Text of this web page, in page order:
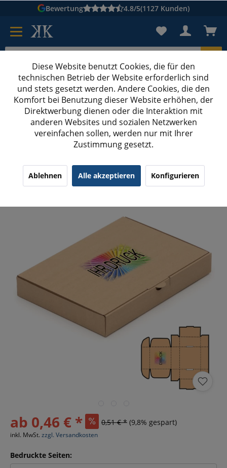
Bewertung 4.8/5(1127 Kunden)
Karton suchen
Kartons bedruckenKartons nach Maß
Faltschachteln bedrucken
305x220x44 mm Maxibrief Karton A4 mit
(1)5.00/5.00
ab 0,46 € * 0,51 € * (9,8% gespart)
inkl. MwSt. zzgl. Versandkosten
Bedruckte Seiten:
Diese Website benutzt Cookies, die für den
technischen Betrieb der Website erforderlich sind
und stets gesetzt werden. Andere Cookies, die den
Komfort bei Benutzung dieser Website erhöhen, der
Direktwerbung dienen oder die Interaktion mit
anderen Websites und sozialen Netzwerken
vereinfachen sollen, werden nur mit Ihrer
Zustimmung gesetzt.
Ablehnen Alle akzeptieren Konfigurieren